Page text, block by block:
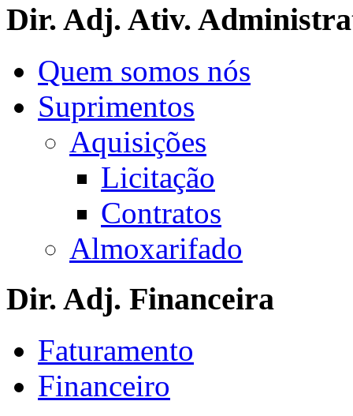
Dir. Adj. Ativ.
Quem somos nós
Suprimentos
Aquisições
Licitação
Contratos
Almoxarifado
Dir. Adj. Financeira
Faturamento
Financeiro